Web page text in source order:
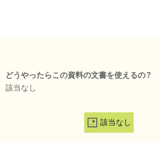
どうやったらこの資料の文書を使えるの？
該当なし
該当なし